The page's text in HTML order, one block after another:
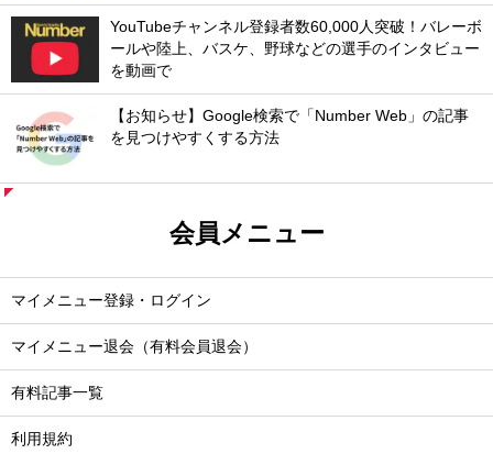
YouTubeチャンネル登録者数60,000人突破！バレーボ
ールや陸上、バスケ、野球などの選手のインタビュー
を動画で
【お知らせ】Google検索で「Number Web」の記事
を見つけやすくする方法
会員メニュー
マイメニュー登録・ログイン
マイメニュー退会（有料会員退会）
有料記事一覧
利用規約